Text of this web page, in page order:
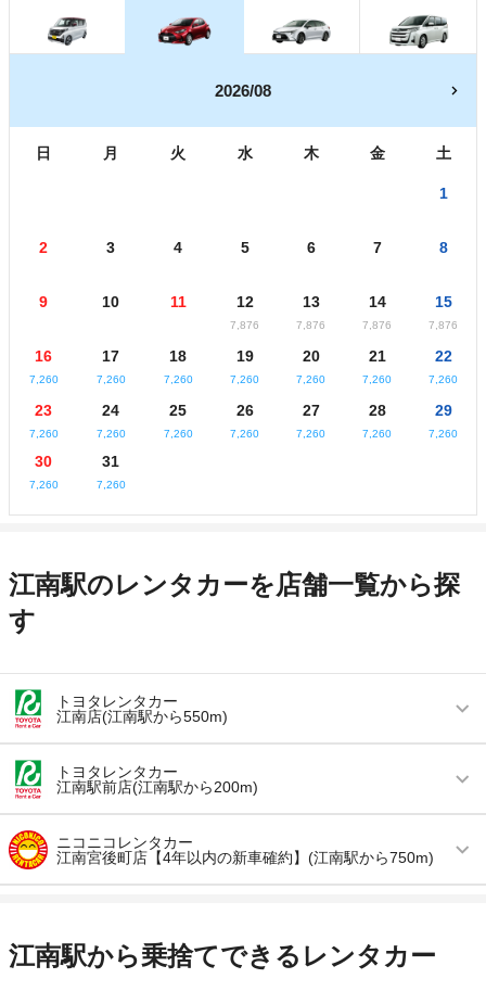
2026/08
日 月 火 水 木 金 土
1
2 3 4 5 6 7 8
9 10 11 12
7,876
13
7,876
14
7,876
15
7,876
16
7,260
17
7,260
18
7,260
19
7,260
20
7,260
21
7,260
22
7,260
23
7,260
24
7,260
25
7,260
26
7,260
27
7,260
28
7,260
29
7,260
30
7,260
31
7,260
江南駅のレンタカーを店舗一覧から探
す
トヨタレンタカー
江南店(江南駅から550m)
営業時間 毎日 09:00 ～ 19:00
アクセス 江南駅より徒歩で約4分（送迎なし）
住所 愛知県江南市赤童子町桜道21
トヨタレンタカー
江南駅前店(江南駅から200m)
営業時間 毎日 08:00 ～ 19:00
アクセス 江南駅より徒歩で約2分（送迎なし）
店舗詳細 店舗詳細ページはこちら
ニコニコレンタカー
江南宮後町店【4年以内の新車確約】(江南駅から750m)
アクセス 江南駅より徒歩で約11分（送迎なし）
江南駅から乗捨てできるレンタカー